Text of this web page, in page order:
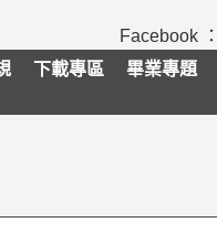
Facebook ：
下載專區 畢業專題